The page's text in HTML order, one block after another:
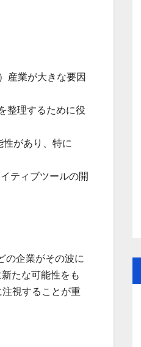
産業が大きな要因
整理するために役
性があり、特に
ティブツールの開
の企業がその波に
たな可能性をも
視することが重